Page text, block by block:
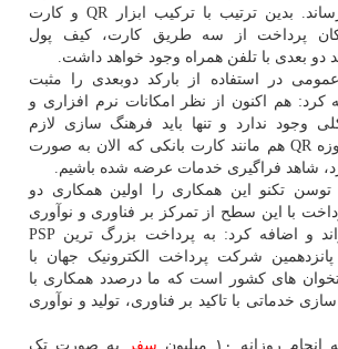
به حداقل ممکن برساند. بدین ترتیب با ترکیب ابزار QR و کارت
پرداخت از سه طریق کارت، کیف پول
دو بعدی با تلفن همراه وجود خواهد داشت.
در استفاده از بارکد دوبعدی را مثبت
کرد: هم اکنون از نظر امکانات نرم افزاری و
وجود ندارد و تنها باید فرهنگ سازی لازم
صورت گیرد تا در حوزه QR هم مانند کارت بانکی که الان به صورت
شاهد فراگیری خدمات عرضه شده باشیم.
توسن تکنو این همکاری را اولین همکاری دو
با این سطح از تمرکز بر فناوری و نوآوری
و کار مشارکتی خواند و اضافه کرد: به پرداخت بزرگ ترین PSP
پانزدهمین شرکت پرداخت الکترونیک جهان با
های کشور است که ما درصدد همکاری با
خدماتی با تاکید بر فناوری، تولید و نوآوری
روزانه ۱۰ میلیون
سفر
به صورت تک